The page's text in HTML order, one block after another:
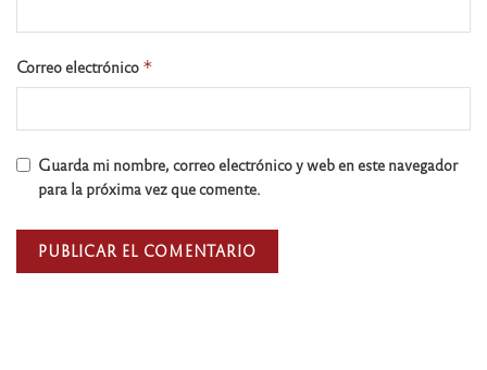
Correo electrónico *
Guarda mi nombre, correo electrónico y web en este navegador
para la próxima vez que comente.